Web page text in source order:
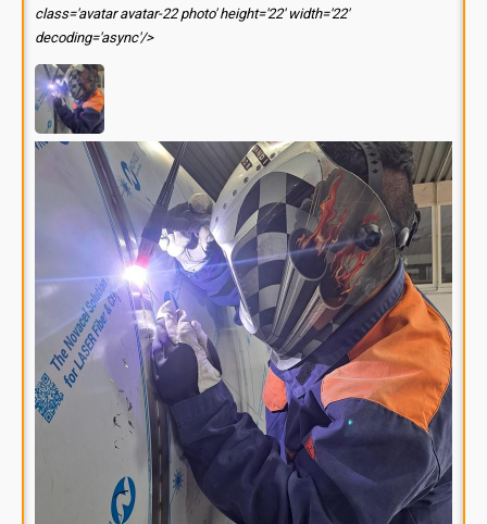
class='avatar avatar-22 photo' height='22' width='22'
decoding='async'/>